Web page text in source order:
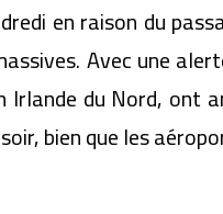
en raison du
Avec une
Irlande du Nord,
bien que les